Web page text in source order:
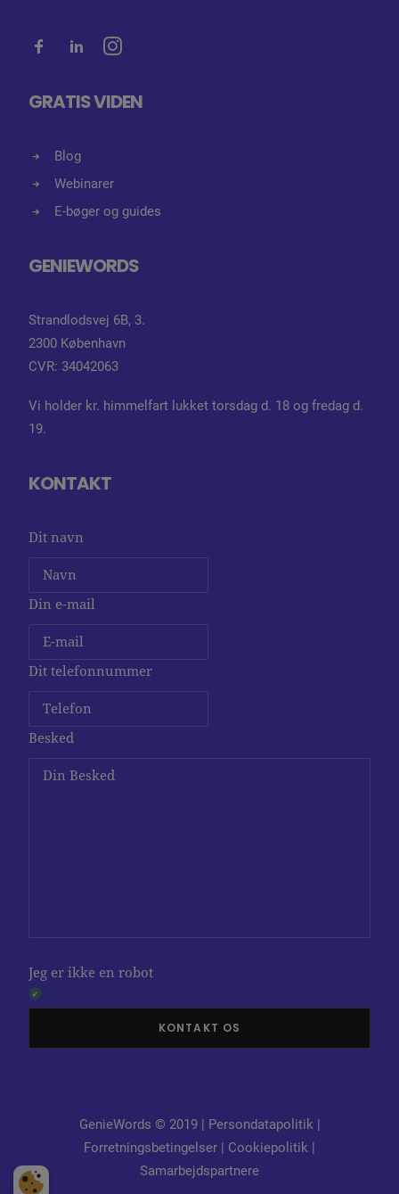
GRATIS VIDEN
Blog
Webinarer
E-bøger og guides
GENIEWORDS
Strandlodsvej 6B, 3.
2300 København
CVR: 34042063
Vi holder kr. himmelfart lukket torsdag d. 18 og fredag d.
19.
KONTAKT
Dit navn
Din e-mail
Dit telefonnummer
Besked
Jeg er ikke en robot
GenieWords © 2019 | Persondatapolitik |
Forretningsbetingelser | Cookiepolitik |
Samarbejdspartnere